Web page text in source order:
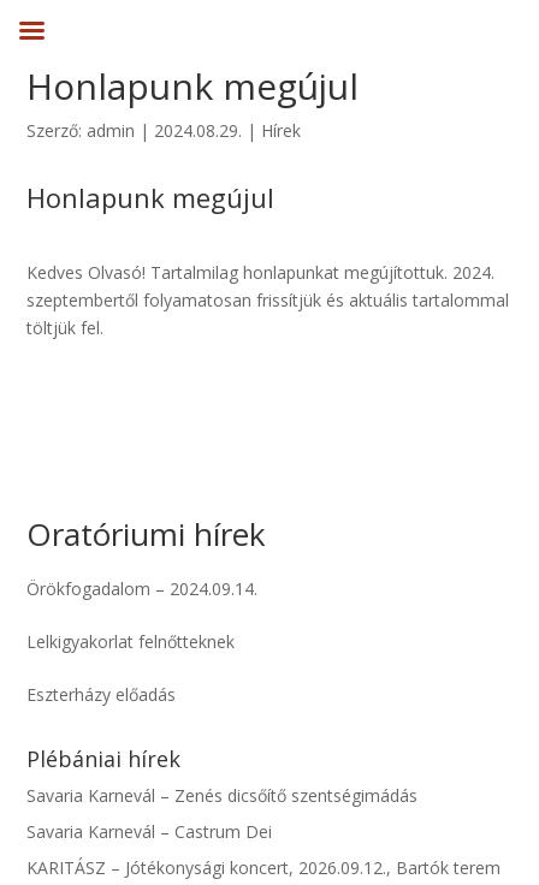
Honlapunk megújul
Szerző: admin | 2024.08.29. | Hírek
Honlapunk megújul
Kedves Olvasó! Tartalmilag honlapunkat megújítottuk. 2024.
szeptembertől folyamatosan frissítjük és aktuális tartalommal
töltjük fel.
Oratóriumi hírek
Örökfogadalom – 2024.09.14.
Lelkigyakorlat felnőtteknek
Eszterházy előadás
Plébániai hírek
Savaria Karnevál – Zenés dicsőítő szentségimádás
Savaria Karnevál – Castrum Dei
KARITÁSZ – Jótékonysági koncert, 2026.09.12., Bartók terem